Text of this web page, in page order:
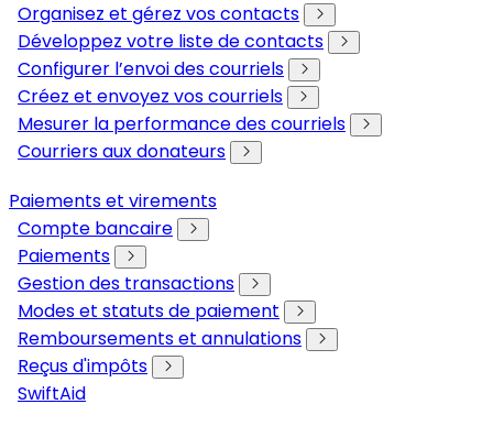
Organisez et gérez vos contacts
Développez votre liste de contacts
Configurer l’envoi des courriels
Créez et envoyez vos courriels
Mesurer la performance des courriels
Courriers aux donateurs
Paiements et virements
Compte bancaire
Paiements
Gestion des transactions
Modes et statuts de paiement
Remboursements et annulations
Reçus d'impôts
SwiftAid